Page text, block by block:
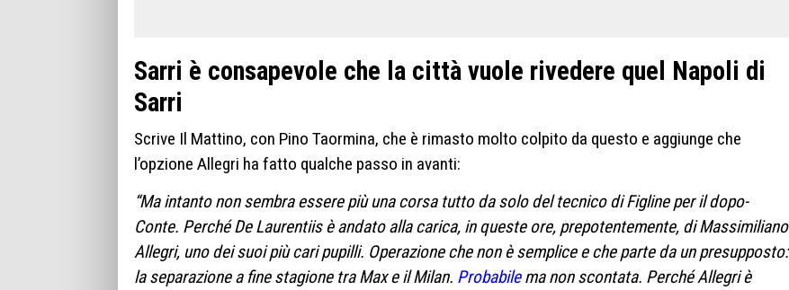
Sarri è consapevole che la città vuole rivedere quel Napoli di
Sarri
Scrive Il Mattino, con Pino Taormina, che è rimasto molto colpito da questo e aggiunge che
l’opzione Allegri ha fatto qualche passo in avanti:
“Ma intantonon sembra essere piùuna corsa tutto da solo del tecnicodi Figline per il dopo-
Conte. Perché De Laurentiis è andatoalla carica, in queste ore, prepotentemente, di Massimiliano
Allegri, uno dei suoi più cari pupilli. Operazione che non è semplicee che parte da un presupposto:
la separazione a fine stagione tra Max e ilMilan. Probabilema non scontata. Perché Allegri è